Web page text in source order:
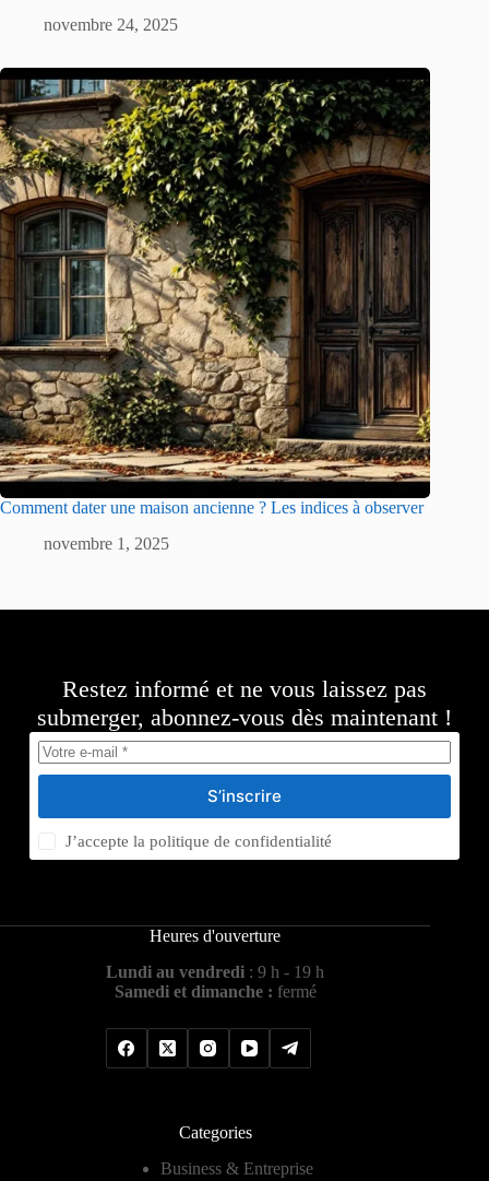
novembre 24, 2025
Comment dater une maison ancienne ? Les indices à observer
novembre 1, 2025
Restez informé et ne vous laissez pas
submerger, abonnez-vous dès maintenant !
S’inscrire
J’accepte lapolitique de confidentialité
Heures d'ouverture
Lundi au vendredi : 9 h - 19 h
Samedi et dimanche : fermé
Categories
Business & Entreprise